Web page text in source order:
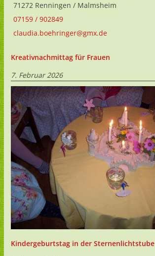
71272 Renningen / Malmsheim
07159 / 902849
claudia.boehringer@gmx.de
Kreativnachmittag für Frauen
7. Februar 2026
Kindergeburtstag in der Sternenlichtstube